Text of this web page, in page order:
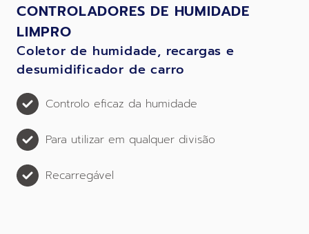
CONTROLADORES DE HUMIDADE
LIMPRO
Coletor de humidade, recargas e
desumidificador de carro
Controlo eficaz da humidade
Para utilizar em qualquer divisão
Recarregável